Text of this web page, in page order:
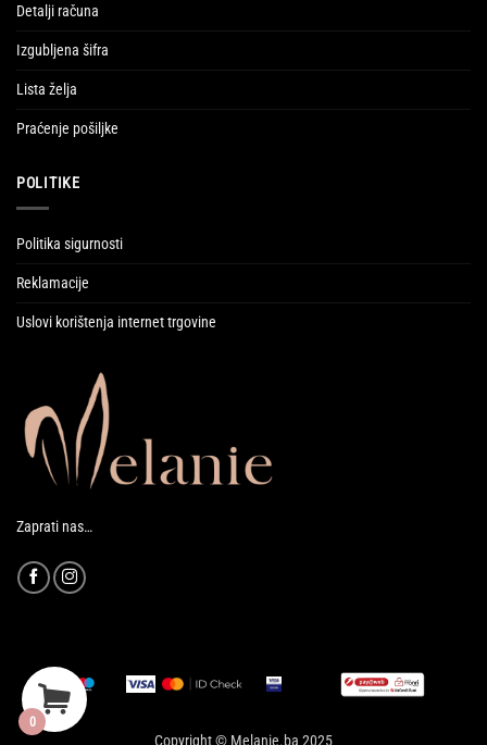
Detalji računa
Izgubljena šifra
Lista želja
Praćenje pošiljke
POLITIKE
Politika sigurnosti
Reklamacije
Uslovi korištenja internet trgovine
Zaprati nas…
0